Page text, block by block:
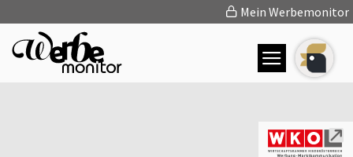
Mein Werbemonitor